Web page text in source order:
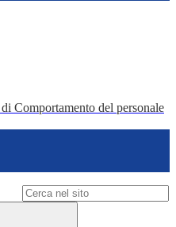
Comportamento del personale